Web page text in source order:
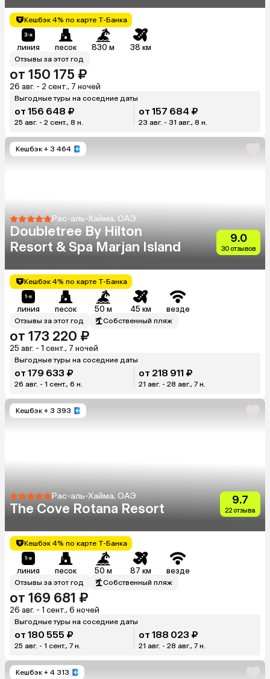
Кешбэк 4% по карте Т-Банка
линия песок 830 м 38 км
Отзывы за этот год
от 150 175 ₽
26 авг. - 2 сент., 7 ночей
Выгодные туры на соседние даты
от 156 648 ₽
25 авг. - 2 сент., 8 н.
от 157 684 ₽
23 авг. - 31 авг., 8 н.
Кешбэк + 3 464
Рас-аль-Хайма, ОАЭ
Doubletree By Hilton
Resort & Spa Marjan Island
9.0
30 отзывов
Кешбэк 4% по карте Т-Банка
линия песок 50 м 45 км везде
Отзывы за этот год Собственный пляж
от 173 220 ₽
25 авг. - 1 сент., 7 ночей
Выгодные туры на соседние даты
от 179 633 ₽
26 авг. - 1 сент., 6 н.
от 218 911 ₽
21 авг. - 28 авг., 7 н.
Кешбэк + 3 393
Рас-аль-Хайма, ОАЭ
The Cove Rotana Resort
9.7
22 отзыва
Кешбэк 4% по карте Т-Банка
линия песок 50 м 87 км везде
Отзывы за этот год Собственный пляж
от 169 681 ₽
26 авг. - 1 сент., 6 ночей
Выгодные туры на соседние даты
от 180 555 ₽
25 авг. - 1 сент., 7 н.
от 188 023 ₽
21 авг. - 28 авг., 7 н.
Кешбэк + 4 313